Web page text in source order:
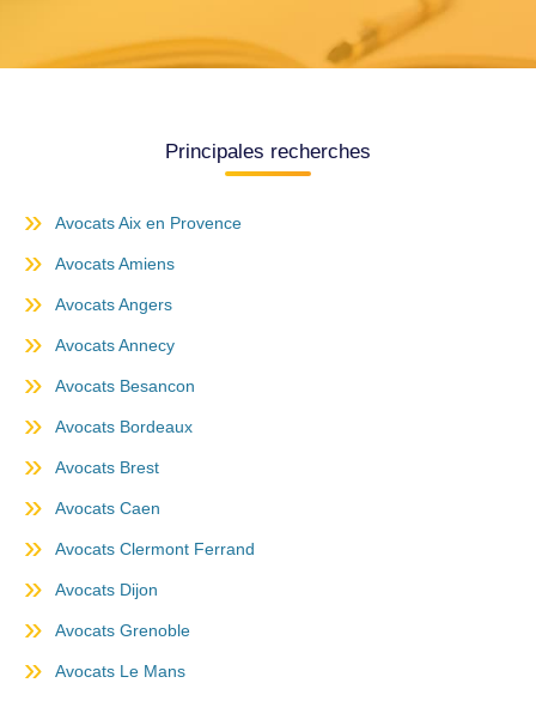
Principales recherches
Avocats Aix en Provence
Avocats Amiens
Avocats Angers
Avocats Annecy
Avocats Besancon
Avocats Bordeaux
Avocats Brest
Avocats Caen
Avocats Clermont Ferrand
Avocats Dijon
Avocats Grenoble
Avocats Le Mans